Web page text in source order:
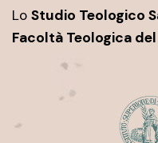
Lo Studio Teologico
Facoltà Teologica